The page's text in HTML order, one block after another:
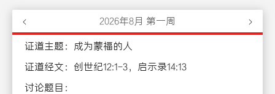
2026年8月 第一周
证道主题：成为蒙福的人
证道经文：创世纪12:1-3，启示录14:13
讨论题目：